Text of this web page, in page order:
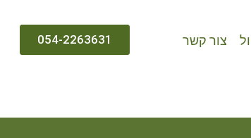
צור קשר 054-2263631